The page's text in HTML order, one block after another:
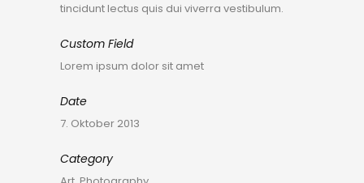
tincidunt lectus quis dui viverra vestibulum.
Custom Field
Lorem ipsum dolor sit amet
Date
7. Oktober 2013
Category